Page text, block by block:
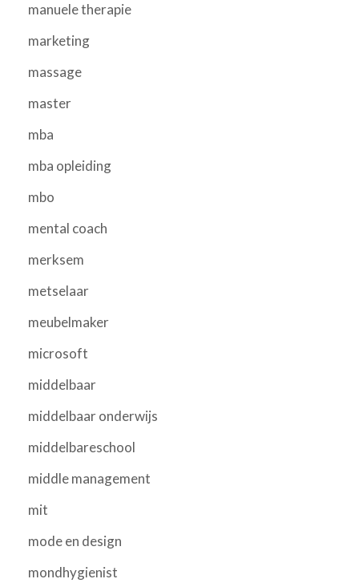
manuele therapie
marketing
massage
master
mba
mba opleiding
mbo
mental coach
merksem
metselaar
meubelmaker
microsoft
middelbaar
middelbaar onderwijs
middelbareschool
middle management
mit
mode en design
mondhygienist